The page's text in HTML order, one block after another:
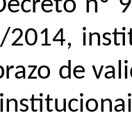
nº
2014,
de